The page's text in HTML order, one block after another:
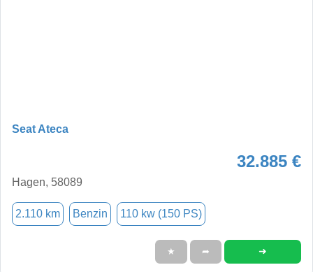
Seat Ateca
32.885 €
Hagen, 58089
2.110 km Benzin 110 kw (150 PS)
★ ➦ ➜